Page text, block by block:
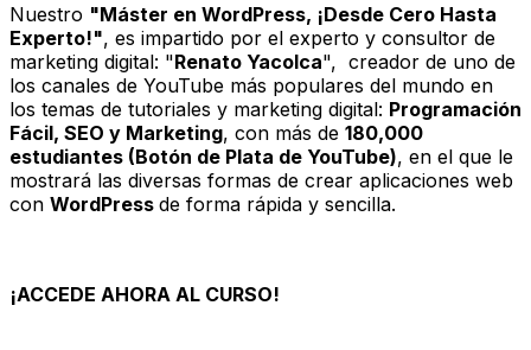
Nuestro "Máster en WordPress, ¡Desde Cero Hasta
Experto!", es impartido por el experto y consultor de
marketing digital: "Renato Yacolca", creador de uno de
los canales de YouTube más populares del mundo en
los temas de tutoriales y marketing digital: Programación
Fácil, SEO y Marketing, con más de 180,000
estudiantes (Botón de Plata de YouTube), en el que le
mostrará las diversas formas de crear aplicaciones web
con WordPress de forma rápida y sencilla.
¡ACCEDE AHORA AL CURSO!